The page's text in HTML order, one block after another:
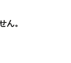
ん。